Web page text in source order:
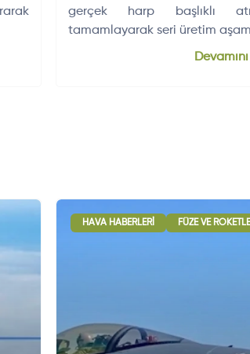
gerçek harp başlıklı
tamamlayarak seri üretim
HAVA HABERLERI FÜZE VE